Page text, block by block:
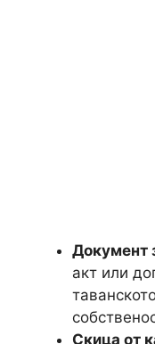
Документ
акт или
Скица от